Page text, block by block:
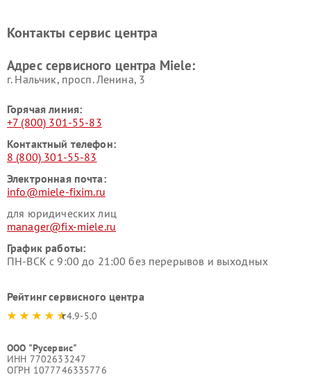
Miele
Miele
пылесосов Miele
Контакты сервис центра
Адрес сервисного центра Miele:
г. Нальчик, просп. Ленина, 3
Горячая линия:
+7 (800) 301-55-83
Контактный телефон:
8 (800) 301-55-83
Электронная почта:
info@miele-fixim.ru
для юридических лиц
manager@fix-miele.ru
График работы:
ПН-ВСК с 9:00 до 21:00 без перерывов и выходных
Рейтинг сервисного центра
4.9-5.0
ООО "Русервис"
ИНН 7702633247
ОГРН 1077746335776